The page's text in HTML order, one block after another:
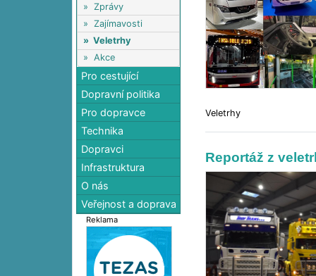
» Zprávy
» Zajímavosti
» Veletrhy
» Akce
Pro cestující
Dopravní politika
Pro dopravce
Technika
Dopravci
Infrastruktura
O nás
Veřejnost a doprava
Reklama
Veletrhy
Reportáž z